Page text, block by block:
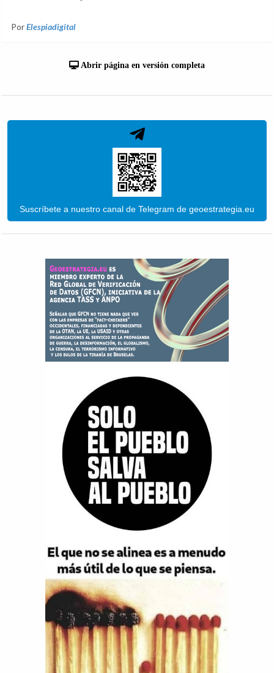
PorElespiadigital
Abrir página en versión completa
Suscríbete a nuestro canal de Telegram de geoestrategia.eu